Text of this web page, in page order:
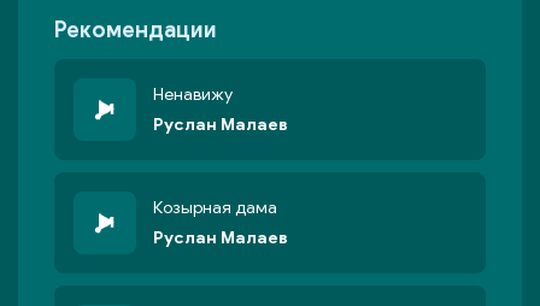
Рекомендации
Ненавижу
Руслан Малаев
Козырная дама
Руслан Малаев